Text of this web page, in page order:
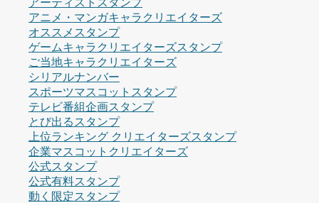
アーティストスタンプ
アニメ・マンガキャラクリエイターズ
オススメスタンプ
ゲームキャラクリエイターズスタンプ
ご当地キャラクリエイターズ
シリアルナンバー
スポーツマスコットスタンプ
テレビ番組企画スタンプ
とび出るスタンプ
上位ランキング クリエイターズスタンプ
企業マスコットクリエイターズ
公式スタンプ
公式有料スタンプ
動く限定スタンプ